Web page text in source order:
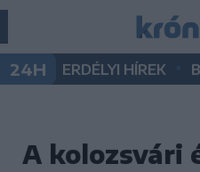
24H ERDÉLYI HÍREK
A kolozsvári